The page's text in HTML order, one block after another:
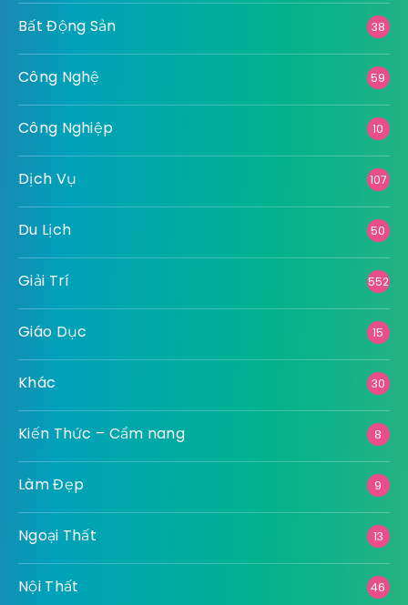
Bất Động Sản 38
Công Nghệ 59
Công Nghiệp 10
Dịch Vụ 107
Du Lịch 50
Giải Trí 552
Giáo Dục 15
Khác 30
Kiến Thức – Cẩm nang 8
Làm Đẹp 9
Ngoại Thất 13
Nội Thất 46